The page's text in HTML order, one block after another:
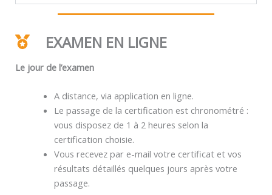
EXAMEN EN LIGNE
Le jour de l’examen
A distance, via application en ligne.
Le passage de la certification est chronométré :
vous disposez de 1 à 2 heures selon la
certification choisie.
Vous recevez par e-mail votre certificat et vos
résultats détaillés quelques jours après votre
passage.